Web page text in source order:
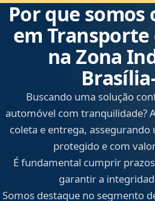
Por que somos
em Transporte
na Zona
Buscando uma solução
automóvel com tranquilidade?
coleta e entrega,
protegido e com
É fundamental cumprir
garantir a
Somos destaque no segmento